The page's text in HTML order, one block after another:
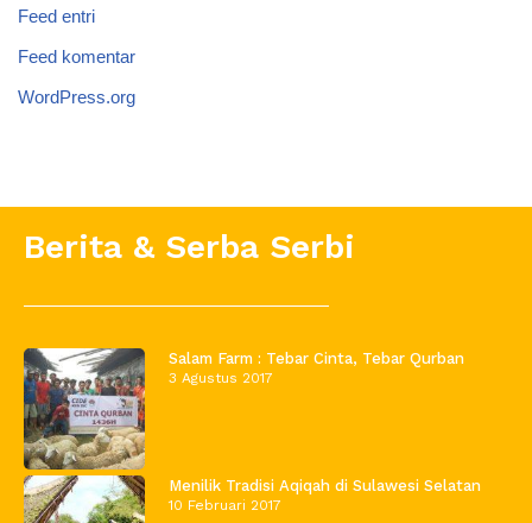
Feed entri
Feed komentar
WordPress.org
Berita & Serba Serbi
Salam Farm : Tebar Cinta, Tebar Qurban
3 Agustus 2017
Menilik Tradisi Aqiqah di Sulawesi Selatan
10 Februari 2017